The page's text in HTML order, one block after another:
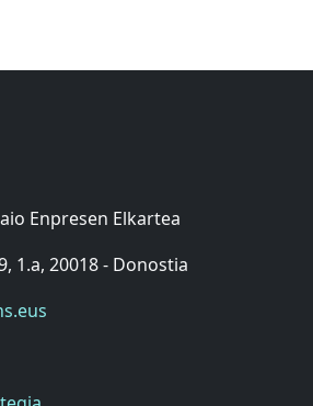
Enpresen Elkartea
1.a, 20018 - Donostia